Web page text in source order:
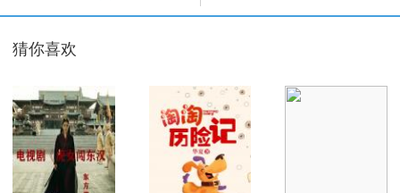
猜你喜欢